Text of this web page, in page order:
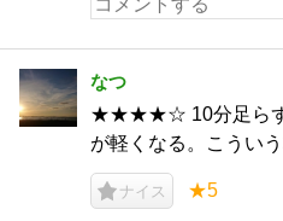
なつ
★★★★☆ 10分足らず
が軽くなる。こうい
ナイス ★5